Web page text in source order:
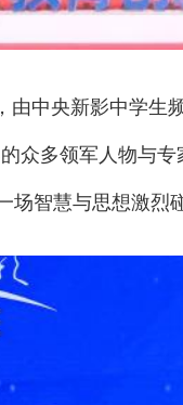
央新影中学生
众多领军人物与
智慧与思想激烈